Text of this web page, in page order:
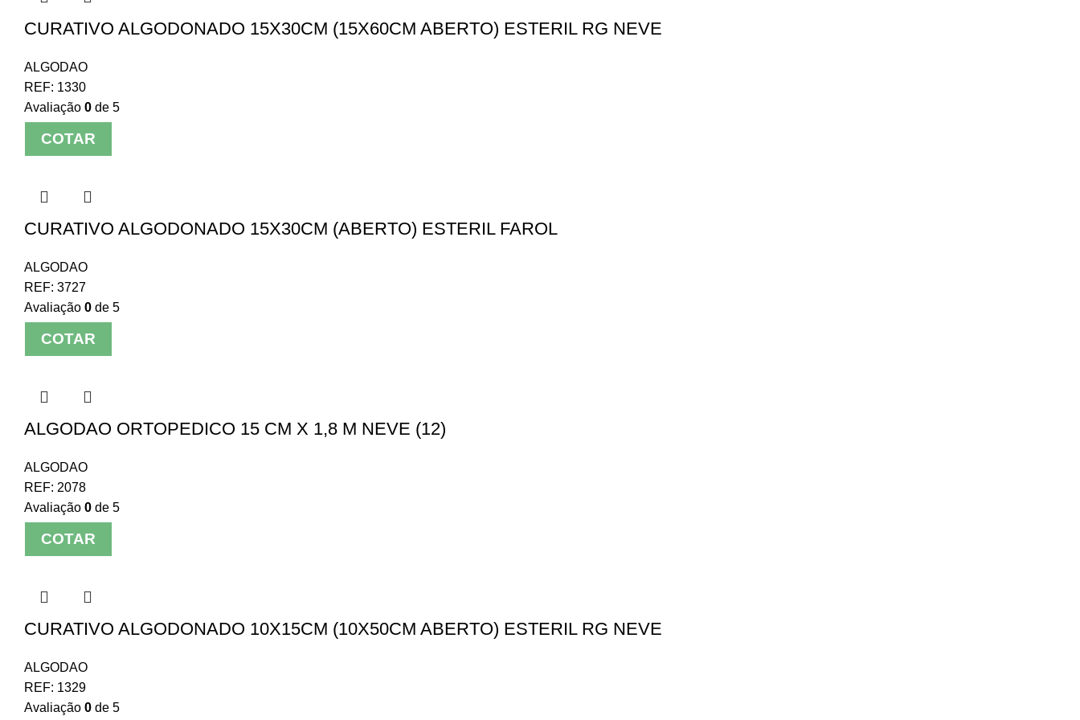
CURATIVO ALGODONADO 15X30CM (15X60CM ABERTO) ESTERIL RG NEVE
ALGODAO
REF: 1330
Avaliação 0 de 5
COTAR
CURATIVO ALGODONADO 15X30CM (ABERTO) ESTERIL FAROL
ALGODAO
REF: 3727
Avaliação 0 de 5
COTAR
ALGODAO ORTOPEDICO 15 CM X 1,8 M NEVE (12)
ALGODAO
REF: 2078
Avaliação 0 de 5
COTAR
CURATIVO ALGODONADO 10X15CM (10X50CM ABERTO) ESTERIL RG NEVE
ALGODAO
REF: 1329
Avaliação 0 de 5